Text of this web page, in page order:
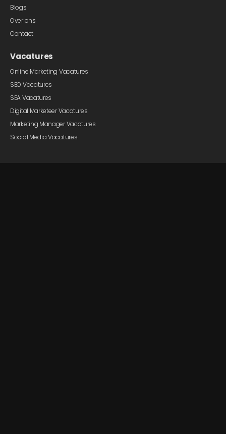
Blogs
Over ons
Contact
Vacatures
Online Marketing Vacatures
SEO Vacatures
SEA Vacatures
Digital Marketeer Vacatures
Marketing Manager Vacatures
Social Media Vacatures